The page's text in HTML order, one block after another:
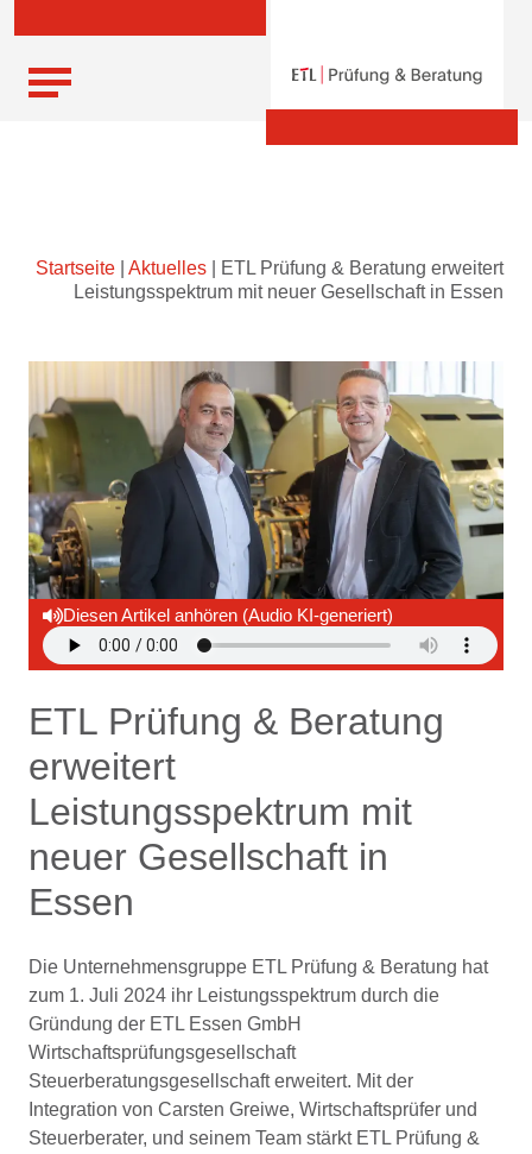
Startseite Aktuelles
ETL Prüfung & Beratung erweitert
Leistungsspektrum mit neuer Gesellschaft in Essen
Diesen Artikel anhören (Audio KI-generiert)
ETL Prüfung & Beratung
erweitert
Leistungsspektrum mit
neuer Gesellschaft in
Essen
Die Unternehmensgruppe ETL Prüfung & Beratung hat
zum 1. Juli 2024 ihr Leistungsspektrum durch die
Gründung der ETL Essen GmbH
Wirtschaftsprüfungsgesellschaft
Steuerberatungsgesellschaft erweitert. Mit der
Integration von Carsten Greiwe, Wirtschaftsprüfer und
Steuerberater, und seinem Team stärkt ETL Prüfung &